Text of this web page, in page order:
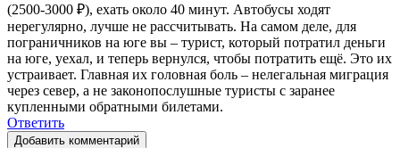
(2500-3000 ₽), ехать около 40 минут. Автобусы ходят
нерегулярно, лучше не рассчитывать. На самом деле, для
пограничников на юге вы – турист, который потратил деньги
на юге, уехал, и теперь вернулся, чтобы потратить ещё. Это их
устраивает. Главная их головная боль – нелегальная миграция
через север, а не законопослушные туристы с заранее
купленными обратными билетами.
Ответить
Добавить комментарий